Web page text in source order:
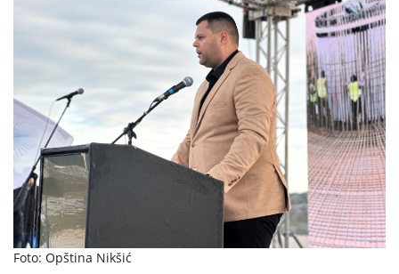
Foto: Opština Nikšić